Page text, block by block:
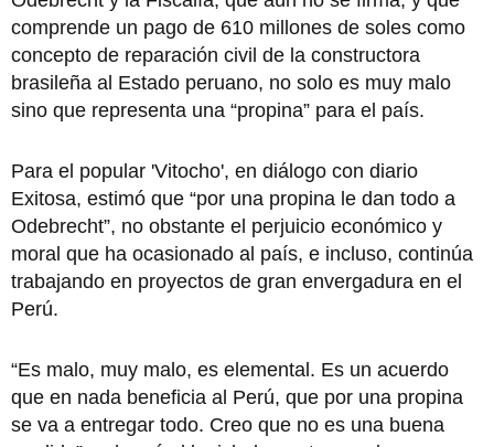
comprende un pago de 610 millones de soles como
concepto de reparación civil de la constructora
brasileña al Estado peruano, no solo es muy malo
sino que representa una “propina” para el país.
Para el popular 'Vitocho', en diálogo con diario
Exitosa, estimó que “por una propina le dan todo a
Odebrecht”, no obstante el perjuicio económico y
moral que ha ocasionado al país, e incluso, continúa
trabajando en proyectos de gran envergadura en el
Perú.
“Es malo, muy malo, es elemental. Es un acuerdo
que en nada beneficia al Perú, que por una propina
se va a entregar todo. Creo que no es una buena